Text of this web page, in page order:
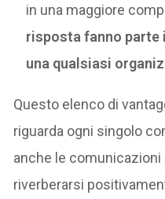
in una maggiore
risposta fanno parte
una qualsiasi
Questo elenco di
riguarda ogni singolo
anche le comunicazioni
riverberarsi